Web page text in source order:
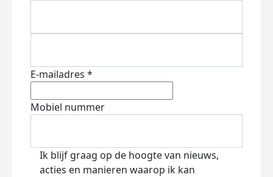
E-mailadres *
Mobiel nummer
Ik blijf graag op de hoogte van nieuws,
acties en manieren waarop ik kan